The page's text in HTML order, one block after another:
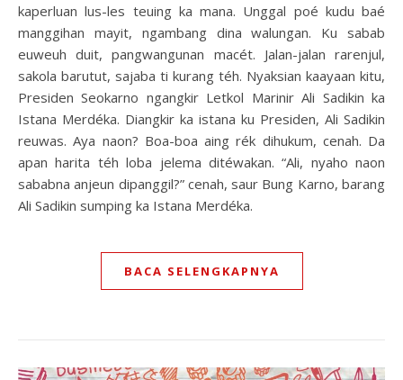
kaperluan lus-les teuing ka mana. Unggal poé kudu baé
manggihan mayit, ngambang dina walungan. Ku sabab
euweuh duit, pangwangunan macét. Jalan-jalan rarenjul,
sakola barutut, sajaba ti kurang téh. Nyaksian kaayaan kitu,
Presiden Seokarno ngangkir Letkol Marinir Ali Sadikin ka
Istana Merdéka. Diangkir ka istana ku Presiden, Ali Sadikin
reuwas. Aya naon? Boa-boa aing rék dihukum, cenah. Da
apan harita téh loba jelema ditéwakan. “Ali, nyaho naon
sababna anjeun dipanggil?” cenah, saur Bung Karno, barang
Ali Sadikin sumping ka Istana Merdéka.
BACA SELENGKAPNYA